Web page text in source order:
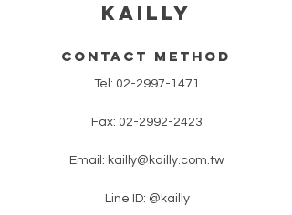
變化。變色程度因環境和光照條件以
​KAILLY
contact method
Tel: 02-2997-1471
Fax: 02-2992-2423
Email: kailly@kailly.com.tw
Line ID: @kailly